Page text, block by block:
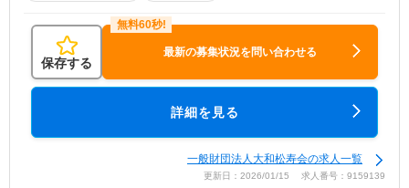
保存する
最新の募集状況を問い合わせる
詳細を見る
一般財団法人大和松寿会の求人一覧
更新日：2026/01/15 求人番号：9159139